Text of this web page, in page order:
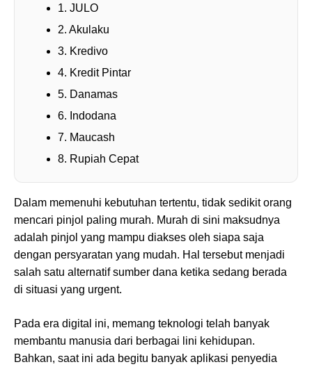
1. JULO
2. Akulaku
3. Kredivo
4. Kredit Pintar
5. Danamas
6. Indodana
7. Maucash
8. Rupiah Cepat
Dalam memenuhi kebutuhan tertentu, tidak sedikit orang
mencari pinjol paling murah. Murah di sini maksudnya
adalah pinjol yang mampu diakses oleh siapa saja
dengan persyaratan yang mudah. Hal tersebut menjadi
salah satu alternatif sumber dana ketika sedang berada
di situasi yang urgent.
Pada era digital ini, memang teknologi telah banyak
membantu manusia dari berbagai lini kehidupan.
Bahkan, saat ini ada begitu banyak aplikasi penyedia